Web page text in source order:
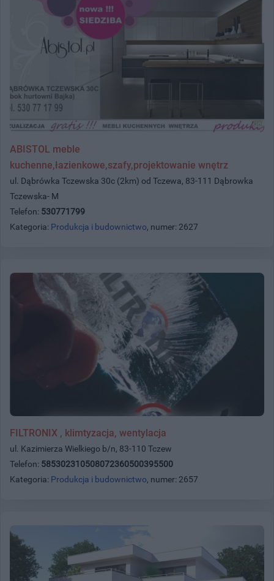
ABISTOL meble
kuchenne,łazienkowe,szafy,projektowanie wnętrz
ul. Dąbrówka Tczewska 30c (2km) od Tczewa, 83-111 Dąbrowka
Tczewska- M
Telefon: 530771799
Kategoria: Produkcja i budownictwo, numer: 2627
FILTRONIX , klimtyzacja, wentylacja
ul. Kazimierza Wielkiego b/n, 83-110 Tczew
Telefon: 585302310508072360500395500
Kategoria: Produkcja i budownictwo, numer: 2657